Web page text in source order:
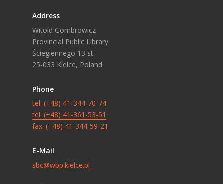
Address
Witold Gombrowicz
Provincial Public Library
Ściegiennego 13 st.
25-033 Kielce, Poland
Phone
tel. (+48) 41-344-70-74
tel. (+48) 41-361-53-51
fax. (+48) 41-344-59-21
E-Mail
sbc@wbp.kielce.pl